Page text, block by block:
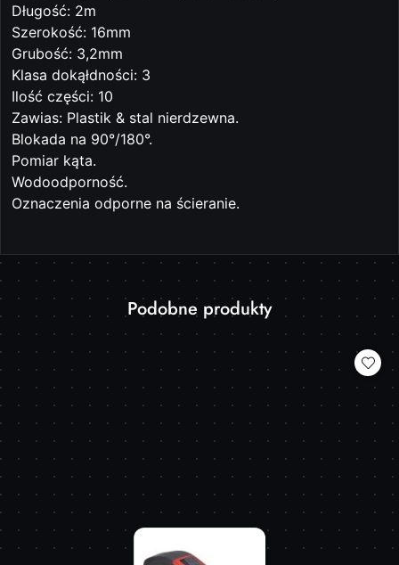
Długość: 2m
Szerokość: 16mm
Grubość: 3,2mm
Klasa dokąłdności: 3
Ilość części: 10
Zawias: Plastik & stal nierdzewna.
Blokada na 90°/180°.
Pomiar kąta.
Wodoodporność.
Oznaczenia odporne na ścieranie.
Pomiń karuzelę produktów
Produkty
statusie:
Podobne produkty